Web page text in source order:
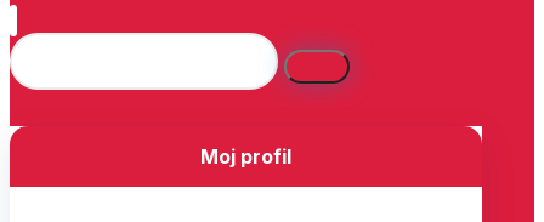
Moj profil